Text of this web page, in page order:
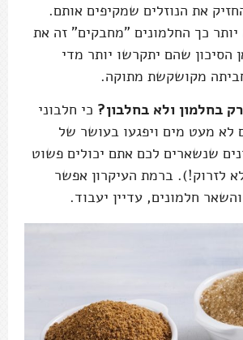
את הנוזלים שמקיפים אותם.
כך החלמונים "מחבקים" זה את
הסיכון שהם יתקרשו יותר מדי
מקושקשת מתוקה.
בחלמון ולא בחלבון? כי חלבוני
לא מעט מים ויפגעו בעושר של
שנשארים לכם אתם יכולים פשוט
לזרוק!). ברמת העיקרון אפשר
חלמונים, עדיין יעבוד.